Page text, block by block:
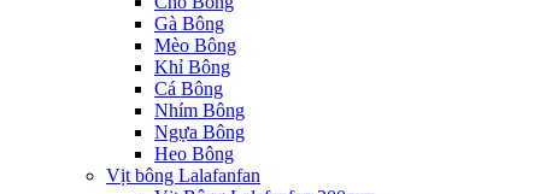
Gà Bông
Mèo Bông
Khỉ Bông
Cá Bông
Nhím Bông
Ngựa Bông
Heo Bông
Vịt bông Lalafanfan